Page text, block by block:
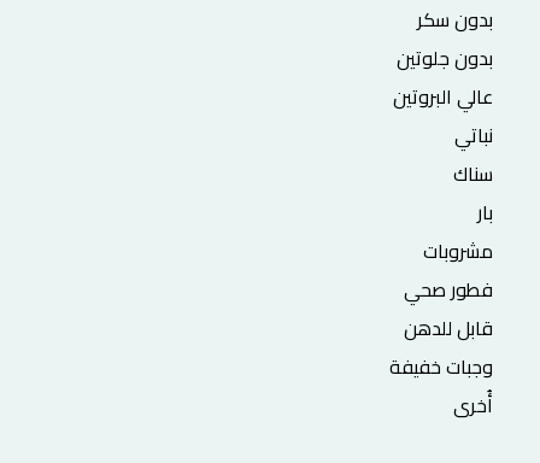
بدون سكر
بدون جلوتين
عالي البروتين
نباتي
سناك
بار
مشروبات
فطور صحي
قابل للدهن
وجبات خفيفة
أُخرى